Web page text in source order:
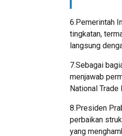
6.Pemerintah
tingkatan,
langsung
7.Sebagai
menjawab
National
8.Presiden
perbaikan
yang